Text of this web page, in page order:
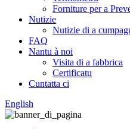
Forniture per a
Nutizie
Nutizie di a
FAQ
Nantu à noi
Visita di a fabbrica
Certificatu
Cuntatta ci
English